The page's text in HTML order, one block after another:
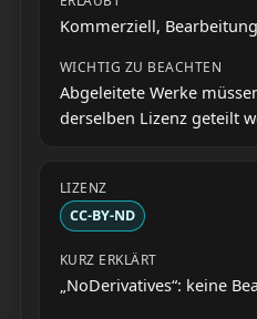
Kommerziell,
Abgeleitete Werke
derselben Lizenz geteilt
CC-BY-ND
„NoDerivatives“: keine